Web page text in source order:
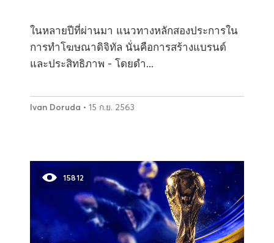
ในหลายปีที่ผ่านมา แนวทางหลักสองประการใน
การทำโฆษณาดิจิทัล นั่นคือการสร้างแบรนด์
และประสิทธิภาพ - โดยดำ...
Ivan Doruda • 15 ก.ย. 2563
15812